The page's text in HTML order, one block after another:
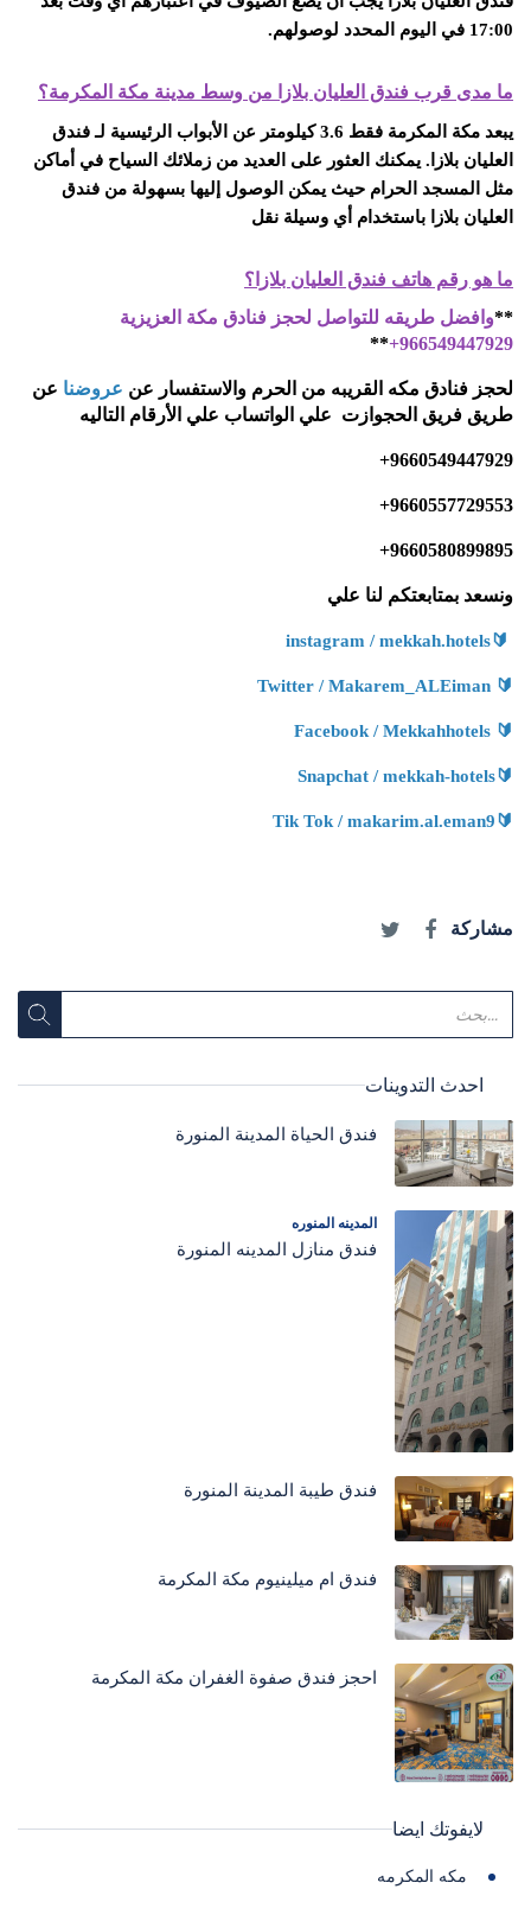
17:00 في اليوم المحدد لوصولهم
.
ما مدى قرب فندق العليان بلازا من وسط مدينة مكة المكرمة؟
يبعد مكة المكرمة فقط 3.6 كيلومتر عن الأبواب الرئيسية لـ فندق
العليان بلازا. يمكنك العثور على العديد من زملائك السياح في أماكن
مثل المسجد الحرام حيث يمكن الوصول إليها بسهولة من فندق
العليان بلازا باستخدام أي وسيلة نقل
ما هو رقم هاتف فندق العليان بلازا؟
**وافضل طريقه للتواصل لحجز فنادق مكة العزيزية
966549447929+
**
لحجز فنادق مكه القريبه من الحرم والاستفسار عن عروضنا عن
طريق فريق الحجوازت علي الواتساب علي الأرقام التاليه
+9660549447929
+9660557729553
+9660580899895
ونسعد بمتابعتكم لنا علي
🔰
instagram / mekkah.hotels
🔰
🔰
🔰
Snapchat / mekkah-hotels
🔰
Tik Tok / makarim.al.eman9
مشاركة
احدث التدوينات
فندق الحياة المدينة المنورة
المدينه المنوره
فندق منازل المدينه المنورة
فندق طيبة المدينة المنورة
فندق ام ميلينيوم مكة المكرمة
احجز فندق صفوة الغفران مكة المكرمة
لايفوتك ايضا
مكه المكرمه